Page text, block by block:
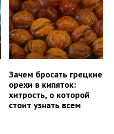
Зачем бросать грецкие
орехи в кипяток:
хитрость, о которой
стоит узнать всем